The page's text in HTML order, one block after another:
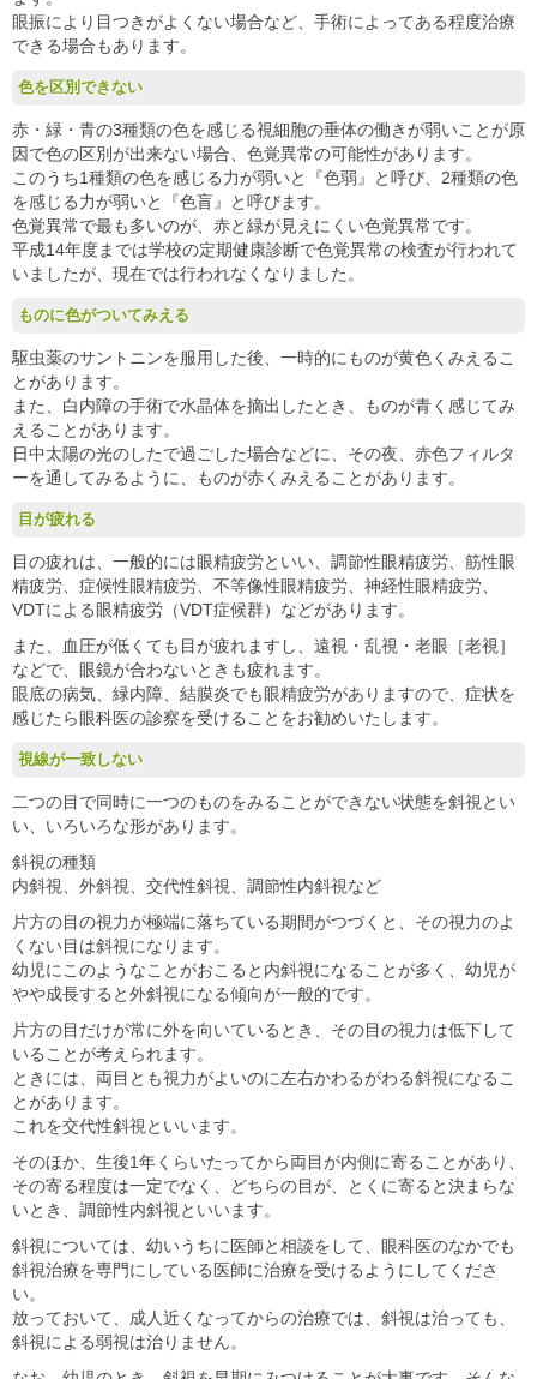
眼振により目つきがよくない場合など、手術によってある程度治療
できる場合もあります。
色を区別できない
赤・緑・青の3種類の色を感じる視細胞の垂体の働きが弱いことが原
因で色の区別が出来ない場合、色覚異常の可能性があります。
このうち1種類の色を感じる力が弱いと『色弱』と呼び、2種類の色
を感じる力が弱いと『色盲』と呼びます。
色覚異常で最も多いのが、赤と緑が見えにくい色覚異常です。
平成14年度までは学校の定期健康診断で色覚異常の検査が行われて
いましたが、現在では行われなくなりました。
ものに色がついてみえる
駆虫薬のサントニンを服用した後、一時的にものが黄色くみえるこ
とがあります。
また、白内障の手術で水晶体を摘出したとき、ものが青く感じてみ
えることがあります。
日中太陽の光のしたで過ごした場合などに、その夜、赤色フィルタ
ーを通してみるように、ものが赤くみえることがあります。
目が疲れる
目の疲れは、一般的には眼精疲労といい、調節性眼精疲労、筋性眼
精疲労、症候性眼精疲労、不等像性眼精疲労、神経性眼精疲労、
VDTによる眼精疲労（VDT症候群）などがあります。
また、血圧が低くても目が疲れますし、遠視・乱視・老眼［老視］
などで、眼鏡が合わないときも疲れます。
眼底の病気、緑内障、結膜炎でも眼精疲労がありますので、症状を
感じたら眼科医の診察を受けることをお勧めいたします。
視線が一致しない
二つの目で同時に一つのものをみることができない状態を斜視とい
い、いろいろな形があります。
斜視の種類
内斜視、外斜視、交代性斜視、調節性内斜視など
片方の目の視力が極端に落ちている期間がつづくと、その視力のよ
くない目は斜視になります。
幼児にこのようなことがおこると内斜視になることが多く、幼児が
やや成長すると外斜視になる傾向が一般的です。
片方の目だけが常に外を向いているとき、その目の視力は低下して
いることが考えられます。
ときには、両目とも視力がよいのに左右かわるがわる斜視になるこ
とがあります。
これを交代性斜視といいます。
そのほか、生後1年くらいたってから両目が内側に寄ることがあり、
その寄る程度は一定でなく、どちらの目が、とくに寄ると決まらな
いとき、調節性内斜視といいます。
斜視については、幼いうちに医師と相談をして、眼科医のなかでも
斜視治療を専門にしている医師に治療を受けるようにしてくださ
い。
放っておいて、成人近くなってからの治療では、斜視は治っても、
斜視による弱視は治りません。